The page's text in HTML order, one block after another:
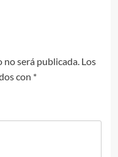
será publicada. Los
con *